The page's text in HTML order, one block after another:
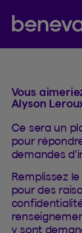
Partenaire
Vous
Alyson
Ce sera un
pour
demandes
Remplissez
pour des
y sont